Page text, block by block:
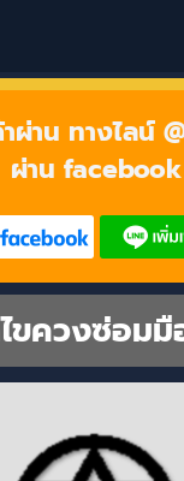
าน ทางไลน์
ผ่าน facebook
ขควงซ่อม